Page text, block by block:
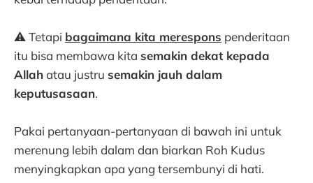
⚠️ Tetapi bagaimana kita merespons penderitaan
itu bisa membawa kita semakin dekat kepada
Allahatau justru semakin jauh dalam
keputusasaan.
Pakai pertanyaan-pertanyaan di bawah ini untuk
merenung lebih dalam dan biarkan Roh Kudus
menyingkapkan apa yang tersembunyi di hati.